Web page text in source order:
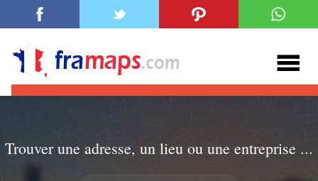
Trouver une adresse, un lieu ou une entreprise ...